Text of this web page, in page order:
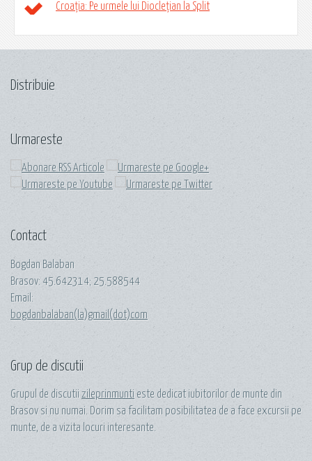
Croația: Pe urmele lui Dioclețian la Split
Distribuie
Urmareste
Contact
Bogdan Balaban
Brasov: 45.642314; 25.588544
Email:
bogdanbalaban(la)gmail(dot)com
Grup de discutii
Grupul de discutiizileprinmunti este dedicat iubitorilor de munte din
Brasov si nu numai. Dorim sa facilitam posibilitatea de a face excursii pe
munte, de a vizita locuri interesante.